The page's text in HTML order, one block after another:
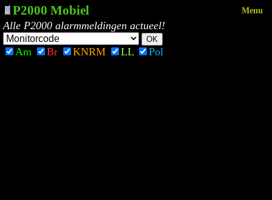
P2000 Mobiel Menu
Alle P2000 alarmmeldingen actueel!
Am Br KNRM LL Pol